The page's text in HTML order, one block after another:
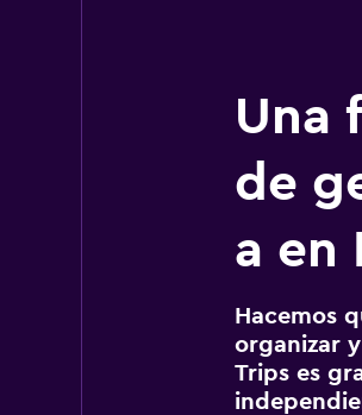
Una
de
a en
Hacemos
organizar
Trips es